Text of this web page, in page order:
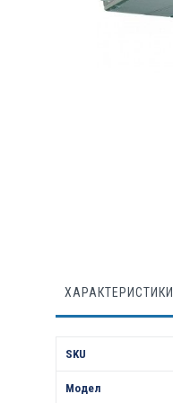
ХАРАКТЕРИСТИКИ
SKU
Модел